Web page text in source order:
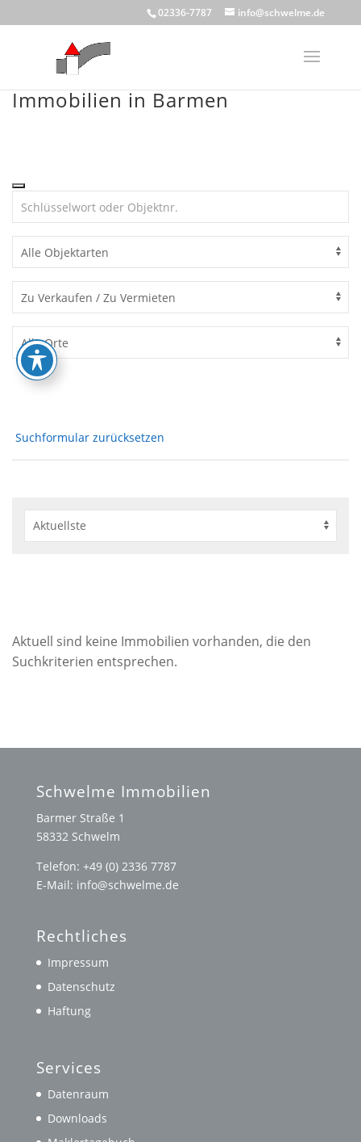
to
02336-7787 info@schwelme.de
Immobilien in Barmen
Suchformular zurücksetzen
Aktuell sind keine Immobilien vorhanden, die den
Suchkriterien entsprechen.
Schwelme Immobilien
Barmer Straße 1
58332 Schwelm
Telefon: +49 (0) 2336 7787
E-Mail: info@schwelme.de
Rechtliches
Impressum
Datenschutz
Haftung
Services
Datenraum
Downloads